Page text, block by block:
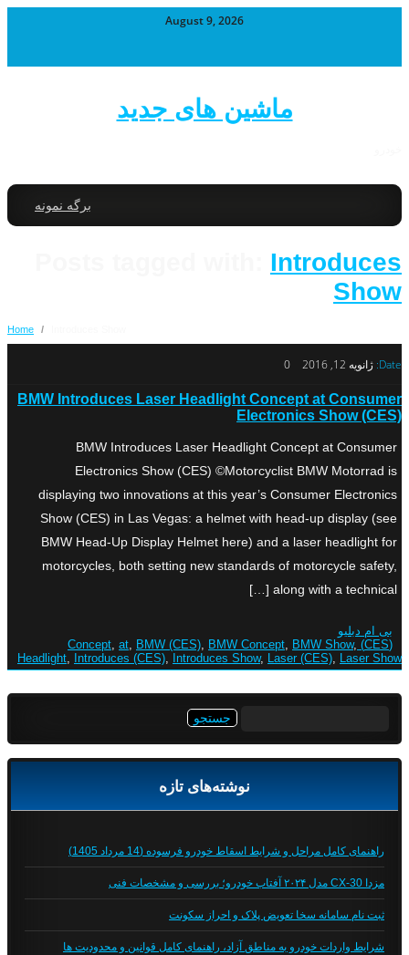
August 9, 2026
ماشین های جدید
برگه نمونه
Introduces
Show
Home /
Date: ژانویه 12, 2016 0
BMW Introduces Laser Headlight Concept at Consumer
Electronics Show (CES)
BMW Introduces Laser Headlight Concept at Consumer
Electronics Show (CES) ©Motorcyclist BMW Motorrad is
displaying two innovations at this year’s Consumer Electronics
Show (CES) in Las Vegas: a helmet with head-up display (see
BMW Head-Up Display Helmet here) and a laser headlight for
motorcycles, both setting new standards of motorcycle safety,
along with a technical […]
بی ام دبلیو
(CES) Concept
, at, BMW (CES), BMW Concept, BMW Show,
Headlight, Introduces (CES), Introduces Show, Laser (CES), Laser Show
نوشته‌های تازه
راهنمای کامل مراحل و شرایط اسقاط خودرو فرسوده (14 مرداد 1405)
مزدا CX-30 مدل ۲۰۲۴ آفتاب خودرو؛ بررسی و مشخصات فنی
ثبت نام سامانه سخا تعویض پلاک و احراز سکونت
شرایط واردات خودرو به مناطق آزاد، راهنمای کامل قوانین و محدودیت ها